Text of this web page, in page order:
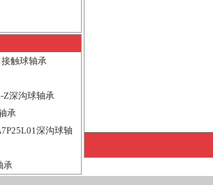
触球轴承
Z深沟球轴承
承
深沟球轴
承